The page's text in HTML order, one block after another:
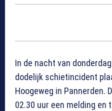
In de nacht van
dodelijk schietincident
Hoogeweg in Pannerden.
02.30 uur een melding